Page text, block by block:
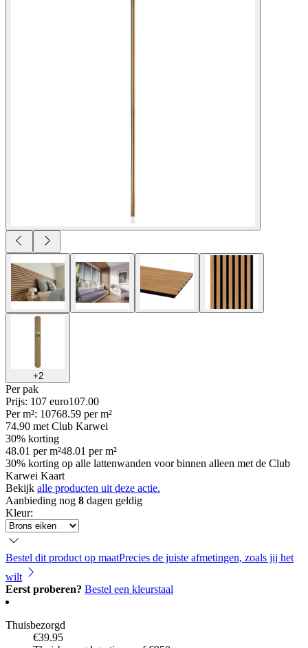
+2
Per pak
Prijs: 107 euro107.00
Per m²: 10768.59 per m²
74.90 met Club Karwei
30% korting
48.01 per m²48.01 per m²
30% korting op alle lattenwanden voor binnen alleen met de Club
Karwei Kaart
Bekijk alle producten uit deze actie.
Aanbieding nog 8 dagen geldig
Kleur:
Bestel dit product op maatPrecies de juiste afmetingen, zoals jij het
wilt
Eerst proberen? Bestel een kleurstaal
Thuisbezorgd
€39.95